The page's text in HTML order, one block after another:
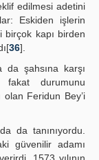
edilmesi adetini
Eskiden işlerin
birçok kapı birden
36].
şahsına karşı
fakat durumunu
olan Feridun Bey’i
da tanınıyordu.
güvenilir adamı